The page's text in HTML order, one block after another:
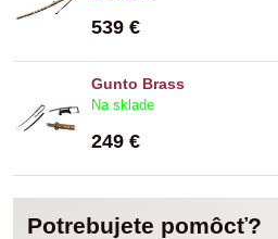
539 €
Gunto Brass
Na sklade
249 €
Potrebujete pomôcť?